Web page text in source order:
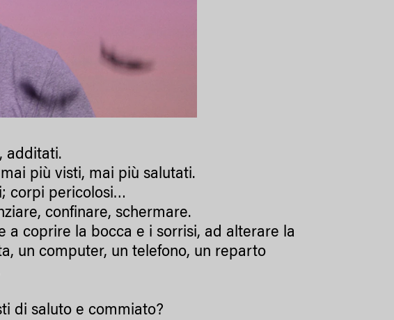
additati.
più visti, mai più salutati.
corpi pericolosi…
confinare, schermare.
a coprire la bocca e i sorrisi, ad alterare la
un computer, un telefono, un reparto
di saluto e commiato?